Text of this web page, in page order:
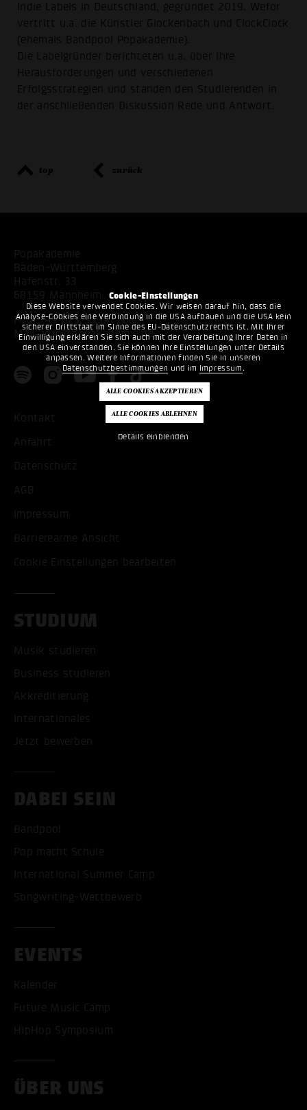
Cookie-Einstellungen
Diese Website verwendet Cookies. Wir weisen darauf hin, dass die
Analyse-Cookies eine Verbindung in die USA aufbauen und die USA kein
sicherer Drittstaat im Sinne des EU-Datenschutzrechts ist. Mit Ihrer
Einwilligung erklären Sie sich auch mit der Verarbeitung Ihrer Daten in
den USA einverstanden. Sie können Ihre Einstellungen unter Details
anpassen. Weitere Informationen finden Sie in unseren
Datenschutzbestimmungen und im Impressum .
Details einblenden
Indie Labels in Deutschland, gegründet 2019. Wefor
vertritt u.a. die Künstler Glockenbach und ClockClock
(ehemals Bandpool Popakademie).
Die Labelgründer berichteten u.a. über ihre
Herausforderungen und verschiedenen
Erfolgsstrategien und standen den Studierenden in
der anschließenden Diskussion Rede und Antwort.
top zurück
Popakademie
Baden-Württemberg
Hafenstr. 33
68159 Mannheim
Fon:+49 621 53397200
Mail:info@popakademie.de
Kontakt
Anfahrt
Datenschutz
AGB
Impressum
Barrierearme Ansicht
Cookie Einstellungen bearbeiten
STUDIUM
Musik studieren
Business studieren
Akkreditierung
Internationales
Jetzt bewerben
DABEI SEIN
Bandpool
Pop macht Schule
International Summer Camp
Songwriting-Wettbewerb
EVENTS
Kalender
Future Music Camp
HipHop Symposium
ÜBER UNS